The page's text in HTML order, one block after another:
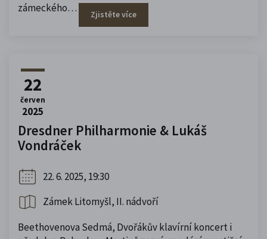
zámeckého…
Zjistěte více
22
červen
2025
Dresdner Philharmonie & Lukáš
Vondráček
22. 6. 2025, 19:30
Zámek Litomyšl, II. nádvoří
Beethovenova Sedmá, Dvořákův klavírní koncert i